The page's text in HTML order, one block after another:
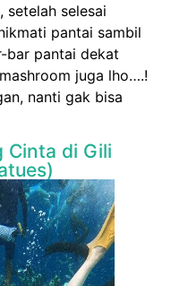
setelah selesai
pantai sambil
bar pantai dekat
juga lho….!
nanti gak bisa
Cinta di Gili